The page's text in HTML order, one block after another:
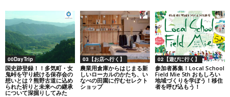
00DayTrip
国史跡登録！！多気町・女
鬼峠を守り続ける保存会の
想いとは？熊野古道に込め
られた祈りと未来への継承
について深掘りしてみた
03【お店へ行く】
農業用倉庫からはじまる新
しいローカルのかたち、い
なべの田園に佇むセレクト
ショップ
02【遊びに行く】
参加者募集！Local School
Field Mie 5th おもしろい
地域づくりを学ぼう！移住
者を呼び込もう！